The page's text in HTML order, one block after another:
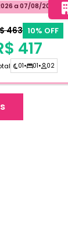
a 07/08/2026
463 10% OFF
417
01• 01• 02